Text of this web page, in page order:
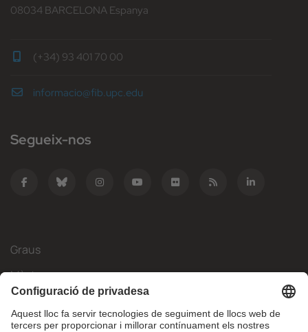
08034 BARCELONA Espanya
(+34) 93 401 70 00
informacio@fib.upc.edu
Segueix-nos
Graus
Màsters
Mobilitat Internacional
Recerca